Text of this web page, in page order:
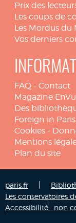
Prix des
Les coups de
Les Mordus du
Vos derniers
FAQ - Contact
Magazine
Des
Foreign in Paris
Cookies -
Mentions
Plan du site
paris.fr
Les conservatoires
Accessibilité : non